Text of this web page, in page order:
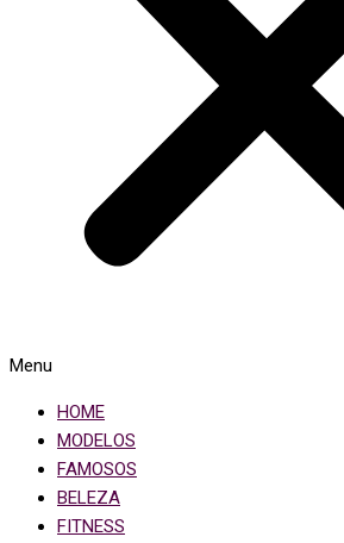
Menu
HOME
MODELOS
FAMOSOS
BELEZA
FITNESS